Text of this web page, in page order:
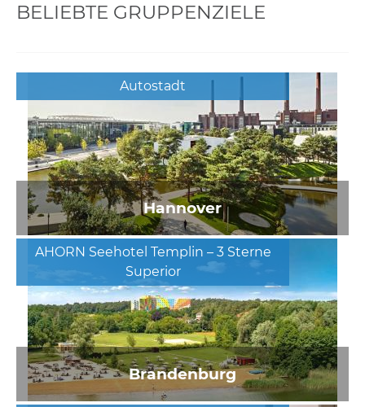
BELIEBTE GRUPPENZIELE
Autostadt
Hannover
AHORN Seehotel Templin – 3 Sterne
Superior
Brandenburg